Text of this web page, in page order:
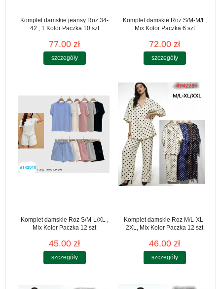
Komplet damskie jeansy Roz 34-
42 , 1 Kolor Paczka 10 szt
77.00 zł
szczegóły
Komplet damskie Roz S/M-M/L,
Mix Kolor Paczka 6 szt
72.00 zł
szczegóły
Komplet damskie Roz S/M-L/XL ,
Mix Kolor Paczka 12 szt
45.00 zł
szczegóły
Komplet damskie Roz M/L-XL-
2XL, Mix Kolor Paczka 12 szt
46.00 zł
szczegóły